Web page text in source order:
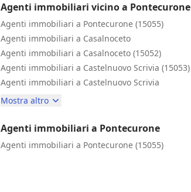
Agenti immobiliari vicino a Pontecurone
Agenti immobiliari a Pontecurone (15055)
Agenti immobiliari a Casalnoceto
Agenti immobiliari a Casalnoceto (15052)
Agenti immobiliari a Castelnuovo Scrivia (15053)
Agenti immobiliari a Castelnuovo Scrivia
Mostra altro
Agenti immobiliari a Pontecurone
Agenti immobiliari a Pontecurone (15055)